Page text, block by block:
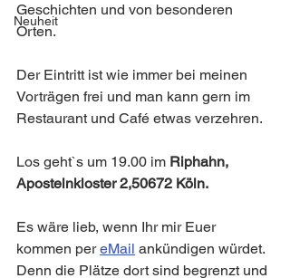
Neuheit
Geschichten und von besonderen
Orten.
Der Eintritt ist wie immer bei meinen
Vorträgen frei und man kann gern im
Restaurant und Café etwas verzehren.
Los geht`s um 19.00 im Riphahn,
Apostelnkloster 2,50672 Köln.
Es wäre lieb, wenn Ihr mir Euer
kommen per eMail ankündigen würdet.
Denn die Plätze dort sind begrenzt und